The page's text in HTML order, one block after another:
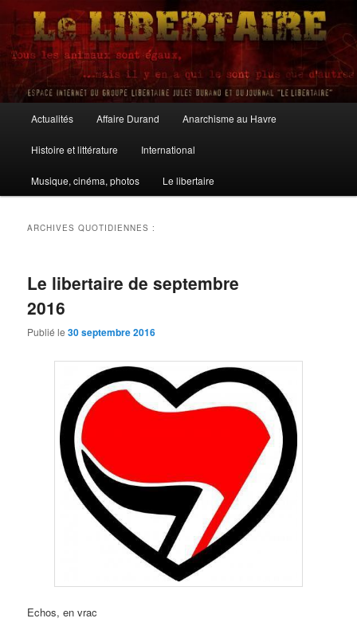
Aller
contenu
principal
Aller
contenu
secondaire
Le Libertaire
principal
Actualités Affaire Durand Anarchisme au Havre
Histoire et littérature International
Musique, cinéma, photos Le libertaire
ARCHIVES QUOTIDIENNES :
Le libertaire de septembre
2016
Publié le30 septembre 2016
Echos, en vrac